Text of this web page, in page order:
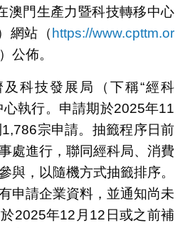
澳門生產力暨科技轉移中心
網站（ https://www.cpttm.or
公佈。
科技發展局（下稱“經科
心執行。申請期於2025年11
宗申請。抽籤程序日前
處進行，聯同經科局、消費
與，以隨機方式抽籤排序。
申請企業資料，並通知尚未
2025年12月12日或之前補